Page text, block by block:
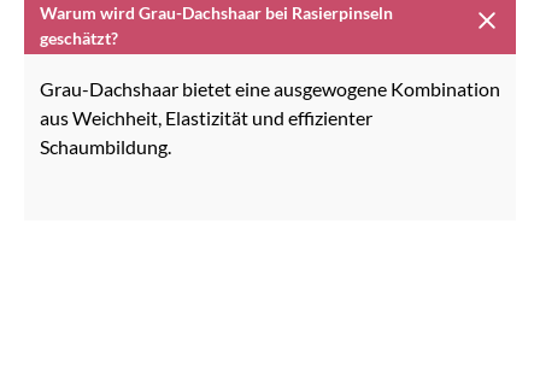
Warum wird Grau-Dachshaar bei Rasierpinseln
geschätzt?
Grau-Dachshaar bietet eine ausgewogene Kombination
aus Weichheit, Elastizität und effizienter
Schaumbildung.